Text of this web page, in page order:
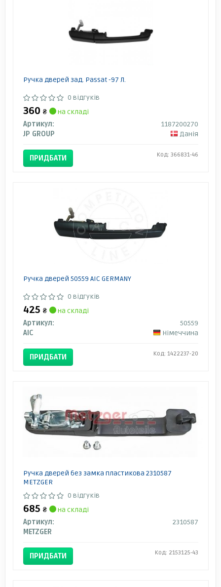
Ручка дверей зад. Passat -97 Л.
0 відгуків
360 ₴
на складі
Артикул:
1187200270
JP GROUP
Данія
ПРИДБАТИ Код: 366831-46
Ручка дверей 50559 AIC GERMANY
0 відгуків
425 ₴
на складі
Артикул:
50559
AIC
Німеччина
ПРИДБАТИ Код: 1422237-20
Ручка дверей без замка пластикова 2310587
METZGER
0 відгуків
685 ₴
на складі
Артикул:
2310587
METZGER
ПРИДБАТИ Код: 2153125-43